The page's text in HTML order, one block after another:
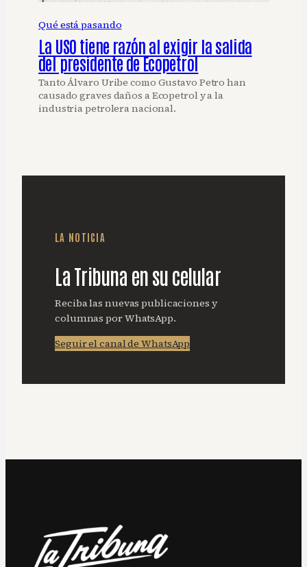
Qué está pasando
La USO tiene razón al exigir la salida
del presidente de Ecopetrol
Tanto Álvaro Uribe como Gustavo Petro han
causado graves daños a Ecopetrol y a la
industria petrolera nacional.
LA NOTICIA
La Tribuna en su celular
Reciba las nuevas publicaciones y
columnas por WhatsApp.
Seguir el canal de WhatsApp